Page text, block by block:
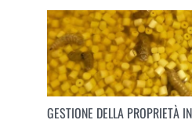
GESTIONE DELLA PROPRIETÀ